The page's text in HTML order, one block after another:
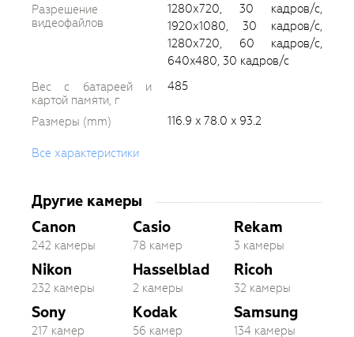
Разрешение
видеофайлов
1280х720, 30 кадров/с,
1920х1080, 30 кадров/с,
1280х720, 60 кадров/с,
640x480, 30 кадров/с
Вес с батареей и
картой памяти, г
485
Размеры (mm) 116.9 x 78.0 x 93.2
Все характеристики
Другие камеры
Canon
242 камеры
Nikon
232 камеры
Sony
217 камер
Casio
78 камер
Hasselblad
2 камеры
Kodak
56 камер
Rekam
3 камеры
Ricoh
32 камеры
Samsung
134 камеры